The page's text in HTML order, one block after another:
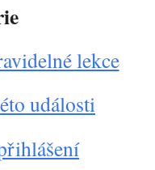
lekce
události